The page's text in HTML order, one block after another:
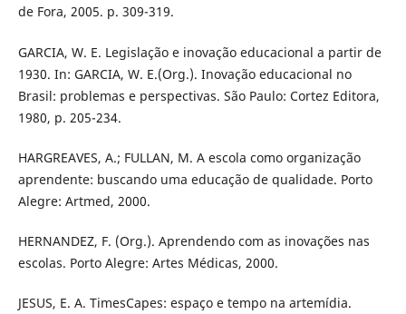
de Fora, 2005. p. 309-319.
GARCIA, W. E. Legislação e inovação educacional a partir de
1930. In: GARCIA, W. E.(Org.). Inovação educacional no
Brasil: problemas e perspectivas. São Paulo: Cortez Editora,
1980, p. 205-234.
HARGREAVES, A.; FULLAN, M. A escola como organização
aprendente: buscando uma educação de qualidade. Porto
Alegre: Artmed, 2000.
HERNANDEZ, F. (Org.). Aprendendo com as inovações nas
escolas. Porto Alegre: Artes Médicas, 2000.
JESUS, E. A. TimesCapes: espaço e tempo na artemídia.